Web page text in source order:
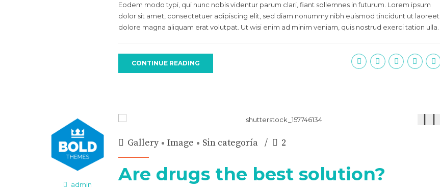
Eodem modo typi, qui nunc nobis videntur parum clari, fiant sollemnes in futurum. Lorem ipsum
dolor sit amet, consectetuer adipiscing elit, sed diam nonummy nibh euismod tincidunt ut laoreet
dolore magna aliquam erat volutpat. Ut wisi enim ad minim veniam, quis nostrud exerci tation ulla.
CONTINUE READING
admin
Gallery Image Sin categoría 2
Are drugs the best solution?